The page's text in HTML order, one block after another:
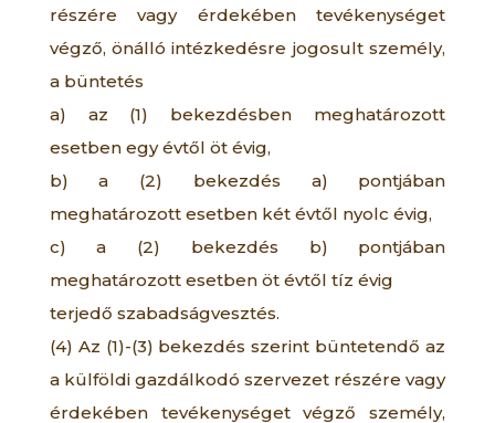
részére vagy érdekében tevékenységet
végző, önálló intézkedésre jogosult személy,
a büntetés
a) az (1) bekezdésben meghatározott
esetben egy évtől öt évig,
b) a (2) bekezdés a) pontjában
meghatározott esetben két évtől nyolc évig,
c) a (2) bekezdés b) pontjában
meghatározott esetben öt évtől tíz évig
terjedő szabadságvesztés.
(4) Az (1)-(3) bekezdés szerint büntetendő az
a külföldi gazdálkodó szervezet részére vagy
érdekében tevékenységet végző személy,